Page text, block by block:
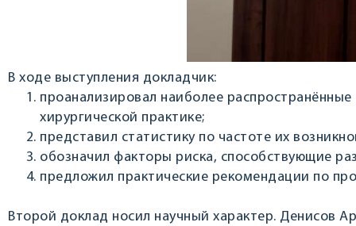
В ходе выступления докладчик:
проанализировал наиболее
хирургической практике;
представил статистику по частоте их
обозначил факторы риска, способствующие
предложил практические рекомендации по
Второй доклад носил научный характер. Денисов